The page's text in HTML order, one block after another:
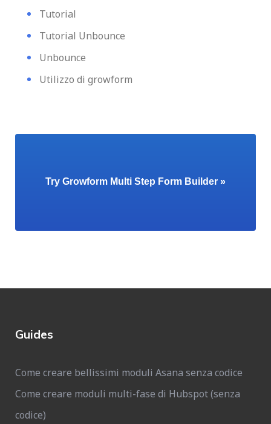
Tutorial
Tutorial Unbounce
Unbounce
Utilizzo di growform
Try Growform Multi Step Form Builder »
Guides
Come creare bellissimi moduli Asana senza codice
Come creare moduli multi-fase di Hubspot (senza
codice)